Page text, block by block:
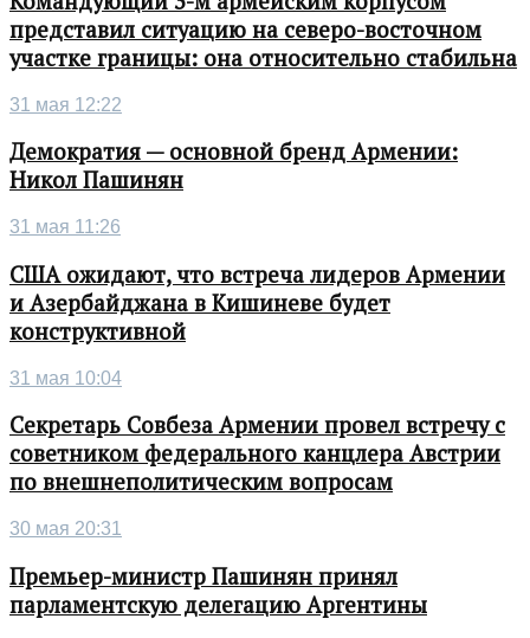
представил ситуацию на северо-восточном
участке границы: она относительно стабильна
31 мая 12:22
Демократия — основной бренд Армении:
Никол Пашинян
31 мая 11:26
США ожидают, что встреча лидеров Армении
и Азербайджана в Кишиневе будет
конструктивной
31 мая 10:04
Секретарь Совбеза Армении провел встречу с
советником федерального канцлера Австрии
по внешнеполитическим вопросам
30 мая 20:31
Премьер-министр Пашинян принял
парламентскую делегацию Аргентины